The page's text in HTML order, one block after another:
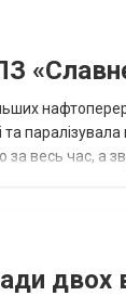
паралізувала
весь час, а
двох